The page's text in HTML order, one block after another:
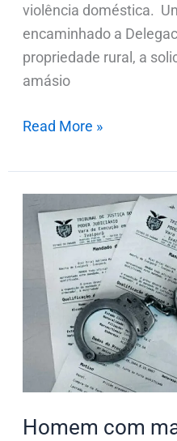
violência doméstica.
encaminhado a
propriedade rural, a
amásio
Read More »
Homem com
Homem
com
mandado
judicial
aberto
preso
em
Ivaiporã